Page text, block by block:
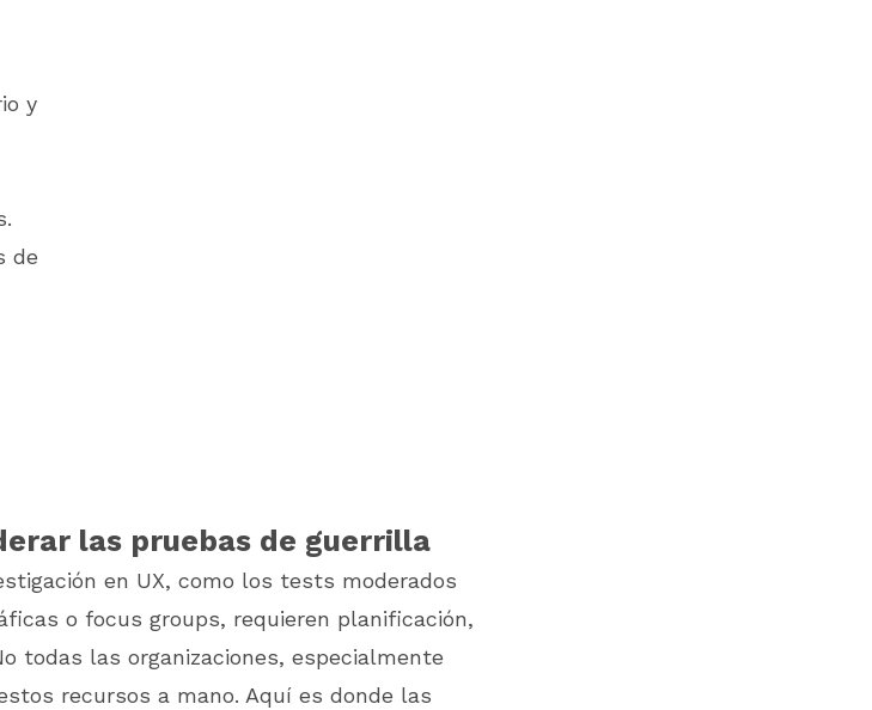
y
de
las pruebas de guerrilla
en UX, como los tests moderados
o focus groups, requieren planificación,
todas las organizaciones, especialmente
recursos a mano. Aquí es donde las